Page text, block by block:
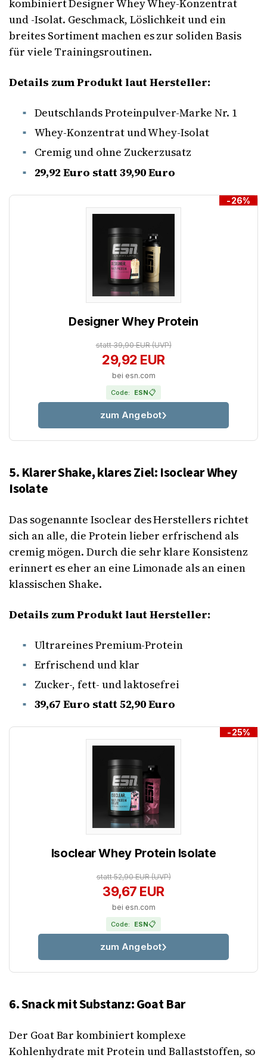
kombiniert Designer Whey Whey-Konzentrat
und -Isolat. Geschmack, Löslichkeit und ein
breites Sortiment machen es zur soliden Basis
für viele Trainingsroutinen.
Details zum Produkt laut Hersteller:
Deutschlands Proteinpulver-Marke Nr. 1
Whey-Konzentrat und Whey-Isolat
Cremig und ohne Zuckerzusatz
29,92 Euro statt 39,90 Euro
-26%
Designer Whey Protein
statt 39,90 EUR(UVP)
29,92 EUR
bei esn.com
Code: ESN📋
zum Angebot
5. Klarer Shake, klares Ziel: Isoclear Whey
Isolate
Das sogenannte Isoclear des Herstellers richtet
sich an alle, die Protein lieber erfrischend als
cremig mögen. Durch die sehr klare Konsistenz
erinnert es eher an eine Limonade als an einen
klassischen Shake.
Details zum Produkt laut Hersteller:
Ultrareines Premium-Protein
Erfrischend und klar
Zucker-, fett- und laktosefrei
39,67 Euro statt 52,90Euro
-25%
Isoclear Whey Protein Isolate
statt 52,90 EUR(UVP)
39,67 EUR
bei esn.com
Code: ESN📋
zum Angebot
6. Snack mit Substanz: Goat Bar
Der Goat Bar kombiniert komplexe
Kohlenhydrate mit Protein und Ballaststoffen, so